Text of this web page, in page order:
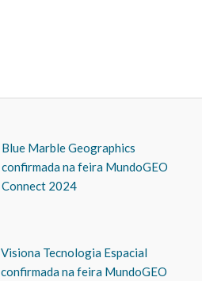
Blue Marble Geographics
confirmada na feira MundoGEO
Connect 2024
Visiona Tecnologia Espacial
confirmada na feira MundoGEO